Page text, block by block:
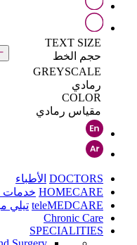
TEXT SIZE
حجم الخط
GREYSCALE
رمادي
COLOR
مقياس رمادي
DOCTORS الأطباء
HOMECARE خدمات
teleMEDCARE تيلي
Chronic Care
SPECIALITIES